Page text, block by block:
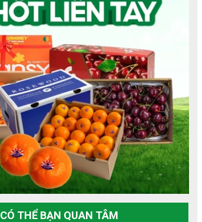
CÓ THỂ BẠN QUAN TÂM